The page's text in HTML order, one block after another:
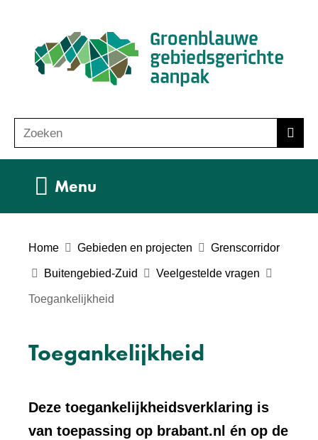
naar
de
inhoud
o
e
Zoeken
Menu
Home Gebieden en projecten Grenscorridor
Buitengebied-Zuid Veelgestelde vragen
Toegankelijkheid
Toegankelijkheid
Deze toegankelijkheidsverklaring is
van toepassing op brabant.nl én op de